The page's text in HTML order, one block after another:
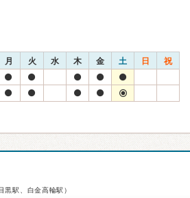
月 火 水 木 金 土 日 祝
黒駅、白金高輪駅）